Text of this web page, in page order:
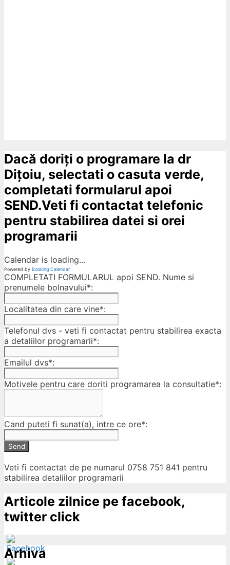
Dacă doriți o programare la dr
Dițoiu, selectati o casuta verde,
completati formularul apoi
SEND.Veti fi contactat telefonic
pentru stabilirea datei si orei
programarii
Calendar is loading...
Powered by Booking Calendar
COMPLETATI FORMULARUL apoi SEND. Nume si
prenumele bolnavului*:
Localitatea din care vine*:
Telefonul dvs - veti fi contactat pentru stabilirea exacta
a detaliilor programarii*:
Emailul dvs*:
Motivele pentru care doriti programarea la consultatie*:
Cand puteti fi sunat(a), intre ce ore*:
Send
Veti fi contactat de pe numarul 0758 751 841 pentru
stabilirea detaliilor programarii
Articole zilnice pe facebook,
twitter click
Arhiva